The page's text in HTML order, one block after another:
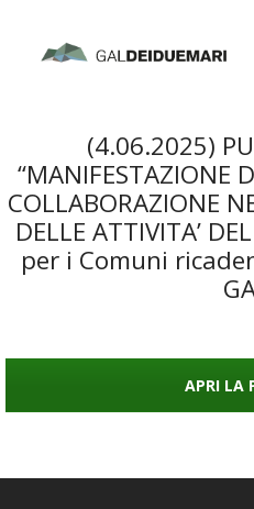
(4.06.2025)
“MANIFESTAZIONE
COLLABORAZIONE
DELLE ATTIVITA’
per i Comuni
APRI LA